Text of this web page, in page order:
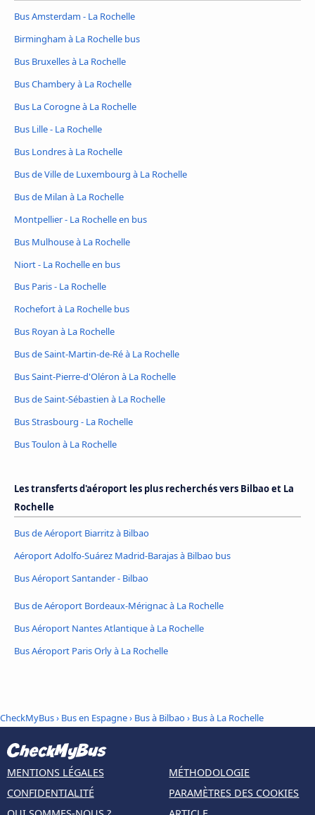
Bus Amsterdam - La Rochelle
Birmingham à La Rochelle bus
Bus Bruxelles à La Rochelle
Bus Chambery à La Rochelle
Bus La Corogne à La Rochelle
Bus Lille - La Rochelle
Bus Londres à La Rochelle
Bus de Ville de Luxembourg à La Rochelle
Bus de Milan à La Rochelle
Montpellier - La Rochelle en bus
Bus Mulhouse à La Rochelle
Niort - La Rochelle en bus
Bus Paris - La Rochelle
Rochefort à La Rochelle bus
Bus Royan à La Rochelle
Bus de Saint-Martin-de-Ré à La Rochelle
Bus Saint-Pierre-d'Oléron à La Rochelle
Bus de Saint-Sébastien à La Rochelle
Bus Strasbourg - La Rochelle
Bus Toulon à La Rochelle
Les transferts d'aéroport les plus recherchés vers Bilbao et La
Rochelle
Bus de Aéroport Biarritz à Bilbao
Aéroport Adolfo-Suárez Madrid-Barajas à Bilbao bus
Bus Aéroport Santander - Bilbao
Bus de Aéroport Bordeaux-Mérignac à La Rochelle
Bus Aéroport Nantes Atlantique à La Rochelle
Bus Aéroport Paris Orly à La Rochelle
CheckMyBus› Bus en Espagne› Bus à Bilbao› Bus à La Rochelle
MENTIONS LÉGALES
CONFIDENTIALITÉ
MÉTHODOLOGIE
PARAMÈTRES DES COOKIES